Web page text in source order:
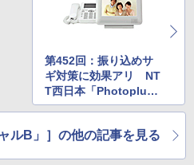
第452回：振り込めサ
ギ対策に効果アリ NT
T西日本「Photoplu
s」
ルB」］の他の記事を見る